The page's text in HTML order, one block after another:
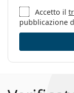
Sesso:
Categorie:
Marca:
Accetto il
pubblicazione